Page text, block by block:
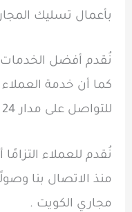
بأعمال تسليك
نُقدم أفضل الخدمات
كما أن خدمة العملاء
للتواصل على مدار 24 ساعة يوميًا.
نُقدم للعملاء
منذ الاتصال بنا
مجاري الكويت .